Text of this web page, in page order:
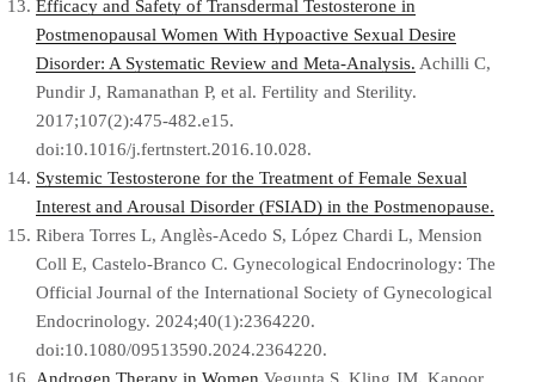
Efficacy and Safety of Transdermal Testosterone in
Postmenopausal Women With Hypoactive Sexual Desire
Disorder: A Systematic Review and Meta-Analysis. Achilli C,
Pundir J, Ramanathan P, et al. Fertility and Sterility.
2017;107(2):475-482.e15.
doi:10.1016/j.fertnstert.2016.10.028.
Systemic Testosterone for the Treatment of Female Sexual
Interest and Arousal Disorder (FSIAD) in the Postmenopause.
Ribera Torres L, Anglès-Acedo S, López Chardi L, Mension
Coll E, Castelo-Branco C. Gynecological Endocrinology: The
Official Journal of the International Society of Gynecological
Endocrinology. 2024;40(1):2364220.
doi:10.1080/09513590.2024.2364220.